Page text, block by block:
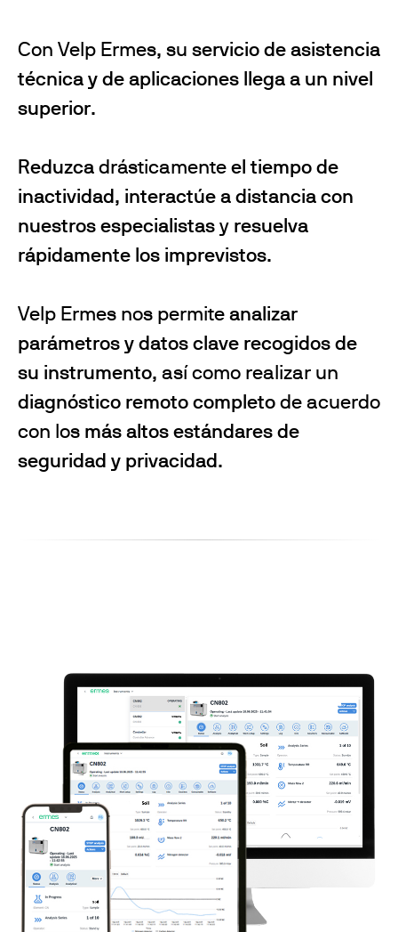
Con Velp Ermes, su servicio de asistencia
técnica y de aplicaciones llega a un nivel
superior.
Reduzca drásticamente el tiempo de
inactividad , interactúe a distancia con
nuestros especialistas y resuelva
rápidamente los imprevistos.
Velp Ermes nos permite analizar
parámetros y datos clave recogidos de
su instrumento, así como realizar un
diagnóstico remoto completo de acuerdo
con los más altos estándares de
seguridad y privacidad .